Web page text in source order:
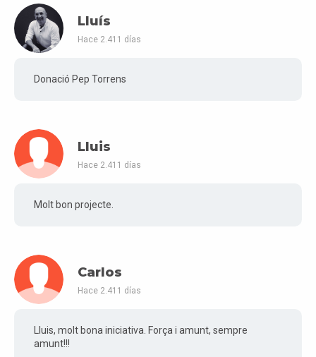
Lluís
Hace 2.411 días
Donació Pep Torrens
Lluis
Hace 2.411 días
Molt bon projecte.
Carlos
Hace 2.411 días
Lluis, molt bona iniciativa. Força i amunt, sempre
amunt!!!